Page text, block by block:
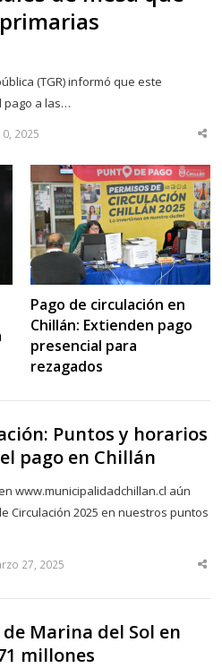
(TGR) informó que este
pago a las…
2025
Pago de circulación en
Chillán: Extienden pago
presencial para
rezagados
Puntos y horarios
pago en Chillán
www.municipalidadchillan.cl aún
Circulación 2025 en nuestros puntos
27, 2025
Marina del Sol en
millones